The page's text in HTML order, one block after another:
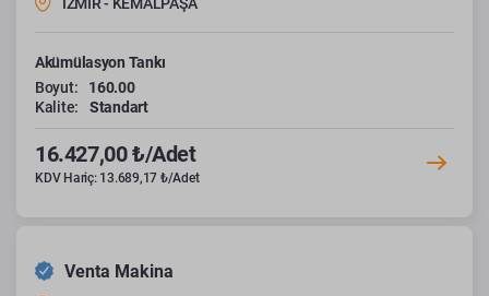
Akümülasyon Tankı
Boyut:
160.00
Kalite:
Standart
16.427,00 ₺/Adet
KDV Hariç: 13.689,17 ₺/Adet
Venta Makina